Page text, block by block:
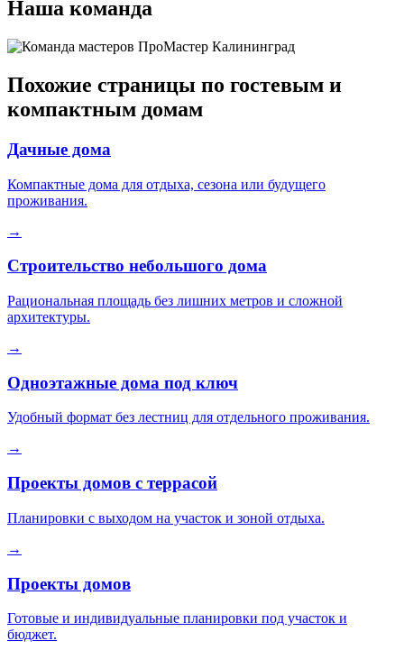
Наша команда
Похожие страницы по гостевым и
компактным домам
Дачные дома
Компактные дома для отдыха, сезона или будущего
проживания.
→
Строительство небольшого дома
Рациональная площадь без лишних метров и сложной
архитектуры.
→
Одноэтажные дома под ключ
Удобный формат без лестниц для отдельного проживания.
→
Проекты домов с террасой
Планировки с выходом на участок и зоной отдыха.
→
Проекты домов
Готовые и индивидуальные планировки под участок и
бюджет.